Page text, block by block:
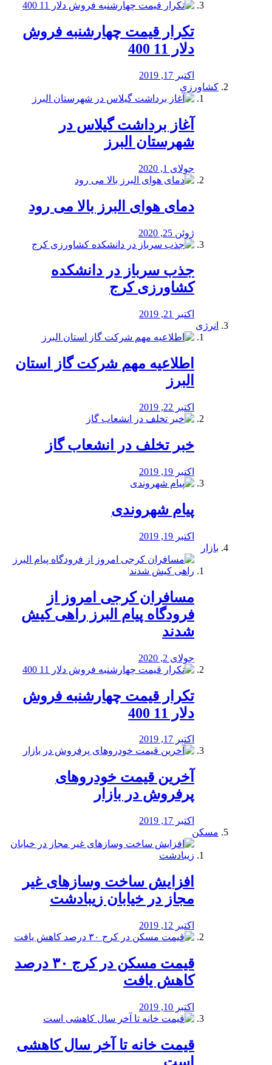
تکرار قیمت چهارشنبه فروش
دلار 11 400
اکتبر 17, 2019
کشاورزی
آغاز برداشت گیلاس در
شهرستان البرز
جولای 1, 2020
دمای هوای البرز بالا می رود
ژوئن 25, 2020
جذب سرباز در دانشکده
کشاورزی کرج
اکتبر 21, 2019
انرژی
️اطلاعیه مهم شرکت گاز استان
البرز
اکتبر 22, 2019
خبر تخلف در انشعاب گاز
اکتبر 19, 2019
پیام شهروندی
اکتبر 19, 2019
بازار
مسافران کرجی امروز از
فرودگاه پیام البرز راهی کیش
شدند
جولای 2, 2020
تکرار قیمت چهارشنبه فروش
دلار 11 400
اکتبر 17, 2019
آخرین قیمت خودرو‌های
پرفروش در بازار
اکتبر 17, 2019
مسکن
افزایش ساخت وسازهای غیر
مجاز در خیابان زیبادشت
اکتبر 12, 2019
️قیمت مسکن در کرج ۳۰ درصد
کاهش یافت
اکتبر 10, 2019
قیمت خانه تا آخر سال کاهشی
است